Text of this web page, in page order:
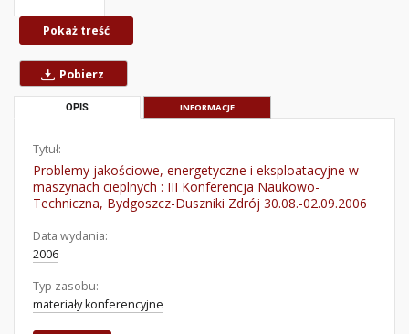
Pokaż treść
Pobierz
OPIS INFORMACJE
Tytuł:
Problemy jakościowe, energetyczne i eksploatacyjne w
maszynach cieplnych : III Konferencja Naukowo-
Techniczna, Bydgoszcz-Duszniki Zdrój 30.08.-02.09.2006
Data wydania:
2006
Typ zasobu:
materiały konferencyjne